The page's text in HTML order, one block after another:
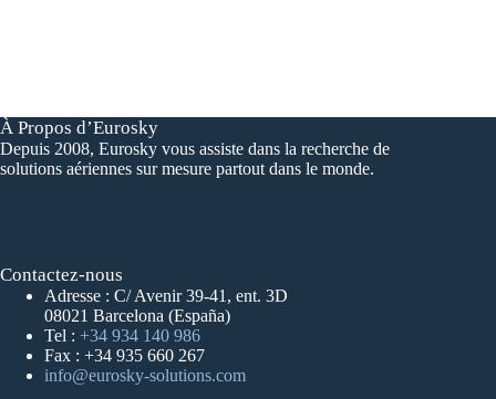
À Propos d’Eurosky
Depuis 2008, Eurosky vous assiste dans la recherche de
solutions aériennes sur mesure partout dans le monde.
Contactez-nous
Adresse : C/ Avenir 39-41, ent. 3D
08021 Barcelona (España)
Tel : +34 934 140 986
Fax : +34 935 660 267
info@eurosky-solutions.com